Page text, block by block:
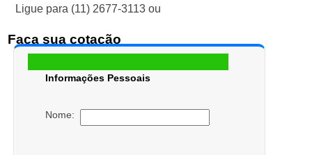
Ligue para (11) 2677-3113ou
Faça sua cotação
Informações Pessoais
Nome: